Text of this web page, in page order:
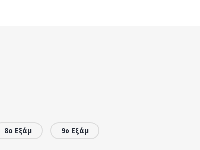
8ο Εξάμ 9ο Εξάμ